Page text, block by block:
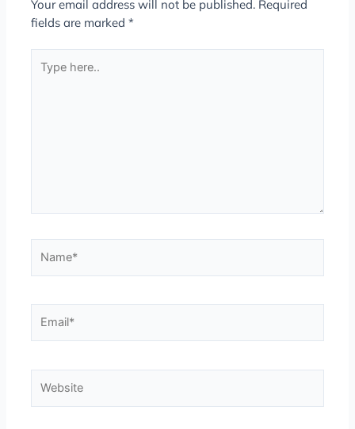
Your email address will not be published. Required
fields are marked*
here..